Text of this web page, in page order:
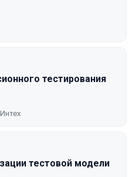
тестирования
тестовой модели